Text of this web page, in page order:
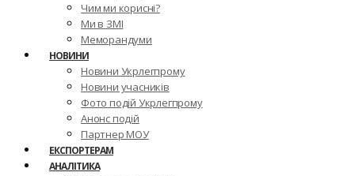
Чим ми корисні?
Ми в ЗМІ
Меморандуми
НОВИНИ
Новини Укрлегпрому
Новини учасників
Фото подій Укрлегпрому
Анонс подій
Партнер МОУ
ЕКСПОРТЕРАМ
АНАЛІТИКА